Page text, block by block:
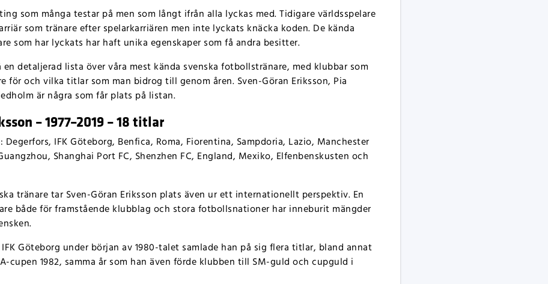
som många testar på men som långt ifrån alla lyckas med. Tidigare världsspelare
som tränare efter spelarkarriären men inte lyckats knäcka koden. De kända
som har lyckats har haft unika egenskaper som få andra besitter.
detaljerad lista över våra mest kända svenska fotbollstränare, med klubbar som
för och vilka titlar som man bidrog till genom åren. Sven-Göran Eriksson, Pia
är några som får plats på listan.
– 1977–2019 – 18 titlar
Degerfors, IFK Göteborg, Benfica, Roma, Fiorentina, Sampdoria, Lazio, Manchester
Shanghai Port FC, Shenzhen FC, England, Mexiko, Elfenbenskusten och
tränare tar Sven-Göran Eriksson plats även ur ett internationellt perspektiv. En
både för framstående klubblag och stora fotbollsnationer har inneburit mängder
Göteborg under början av 1980-talet samlade han på sig flera titlar, bland annat
cupen 1982, samma år som han även förde klubben till SM-guld och cupguld i